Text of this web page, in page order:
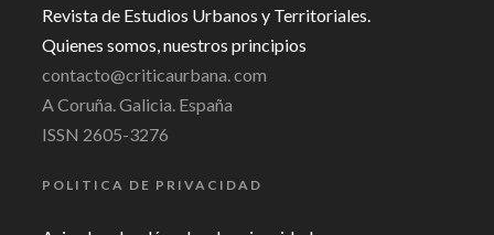
Revista de Estudios Urbanos y Territoriales.
Quienes somos, nuestros principios
contacto@criticaurbana. com
A Coruña. Galicia. España
ISSN 2605-3276
POLITICA DE PRIVACIDAD